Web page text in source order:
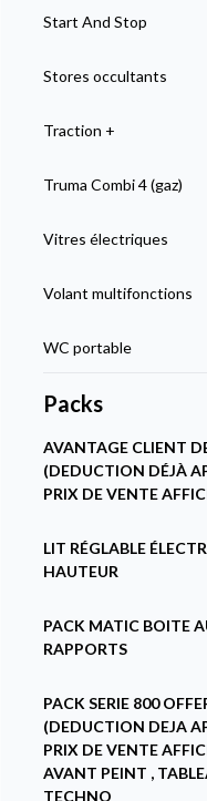
Start And Stop
Stores occultants
Traction +
Truma Combi 4 (gaz)
Vitres électriques
Volant multifonctions
WC portable
Packs
AVANTAGE CLIENT
(DEDUCTION DÉJÀ
PRIX DE VENTE
LIT RÉGLABLE
HAUTEUR
PACK MATIC BOITE
RAPPORTS
PACK SERIE 800
(DEDUCTION DEJA
PRIX DE VENTE
AVANT PEINT ,
TECHNO